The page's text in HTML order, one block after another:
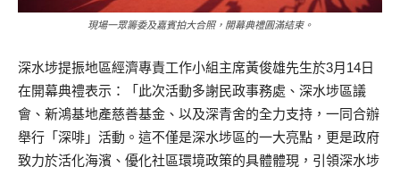
現場一眾籌委及嘉賓拍大合照，開幕典禮圓滿結束。
深水埗提振地區經濟專責工作小組主席黃俊雄先生於3月14日
在開幕典禮表示：「此次活動多謝民政事務處、深水埗區議
會、新鴻基地產慈善基金、以及深青舍的全力支持，一同合辦
舉行「深啡」活動。這不僅是深水埗區的一大亮點，更是政府
致力於活化海濱、優化社區環境政策的具體體現，引領深水埗